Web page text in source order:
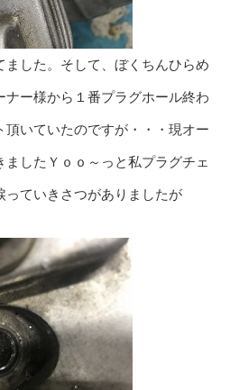
した。そして、ぼくちんひらめ
ナー様から１番プラグホール終わ
頂いていたのですが・・・現オー
したＹｏｏ～っと私プラグチェ
っていきさつがありましたが